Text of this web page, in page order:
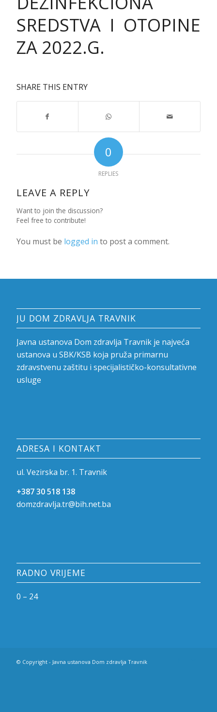
SREDSTVA I OTOPINE
ZA 2022.G.
SHARE THIS ENTRY
0
REPLIES
LEAVE A REPLY
Want to join the discussion?
Feel free to contribute!
You must be logged in to post a comment.
JU DOM ZDRAVLJA TRAVNIK
Javna ustanova Dom zdravlja Travnik je najveća
ustanova u SBK/KSB koja pruža primarnu
zdravstvenu zaštitu i specijalističko-konsultativne
usluge
ADRESA I KONTAKT
ul. Vezirska br. 1. Travnik
+387 30 518 138
domzdravlja.tr@bih.net.ba
RADNO VRIJEME
0 – 24
© Copyright - Javna ustanova Dom zdravlja Travnik